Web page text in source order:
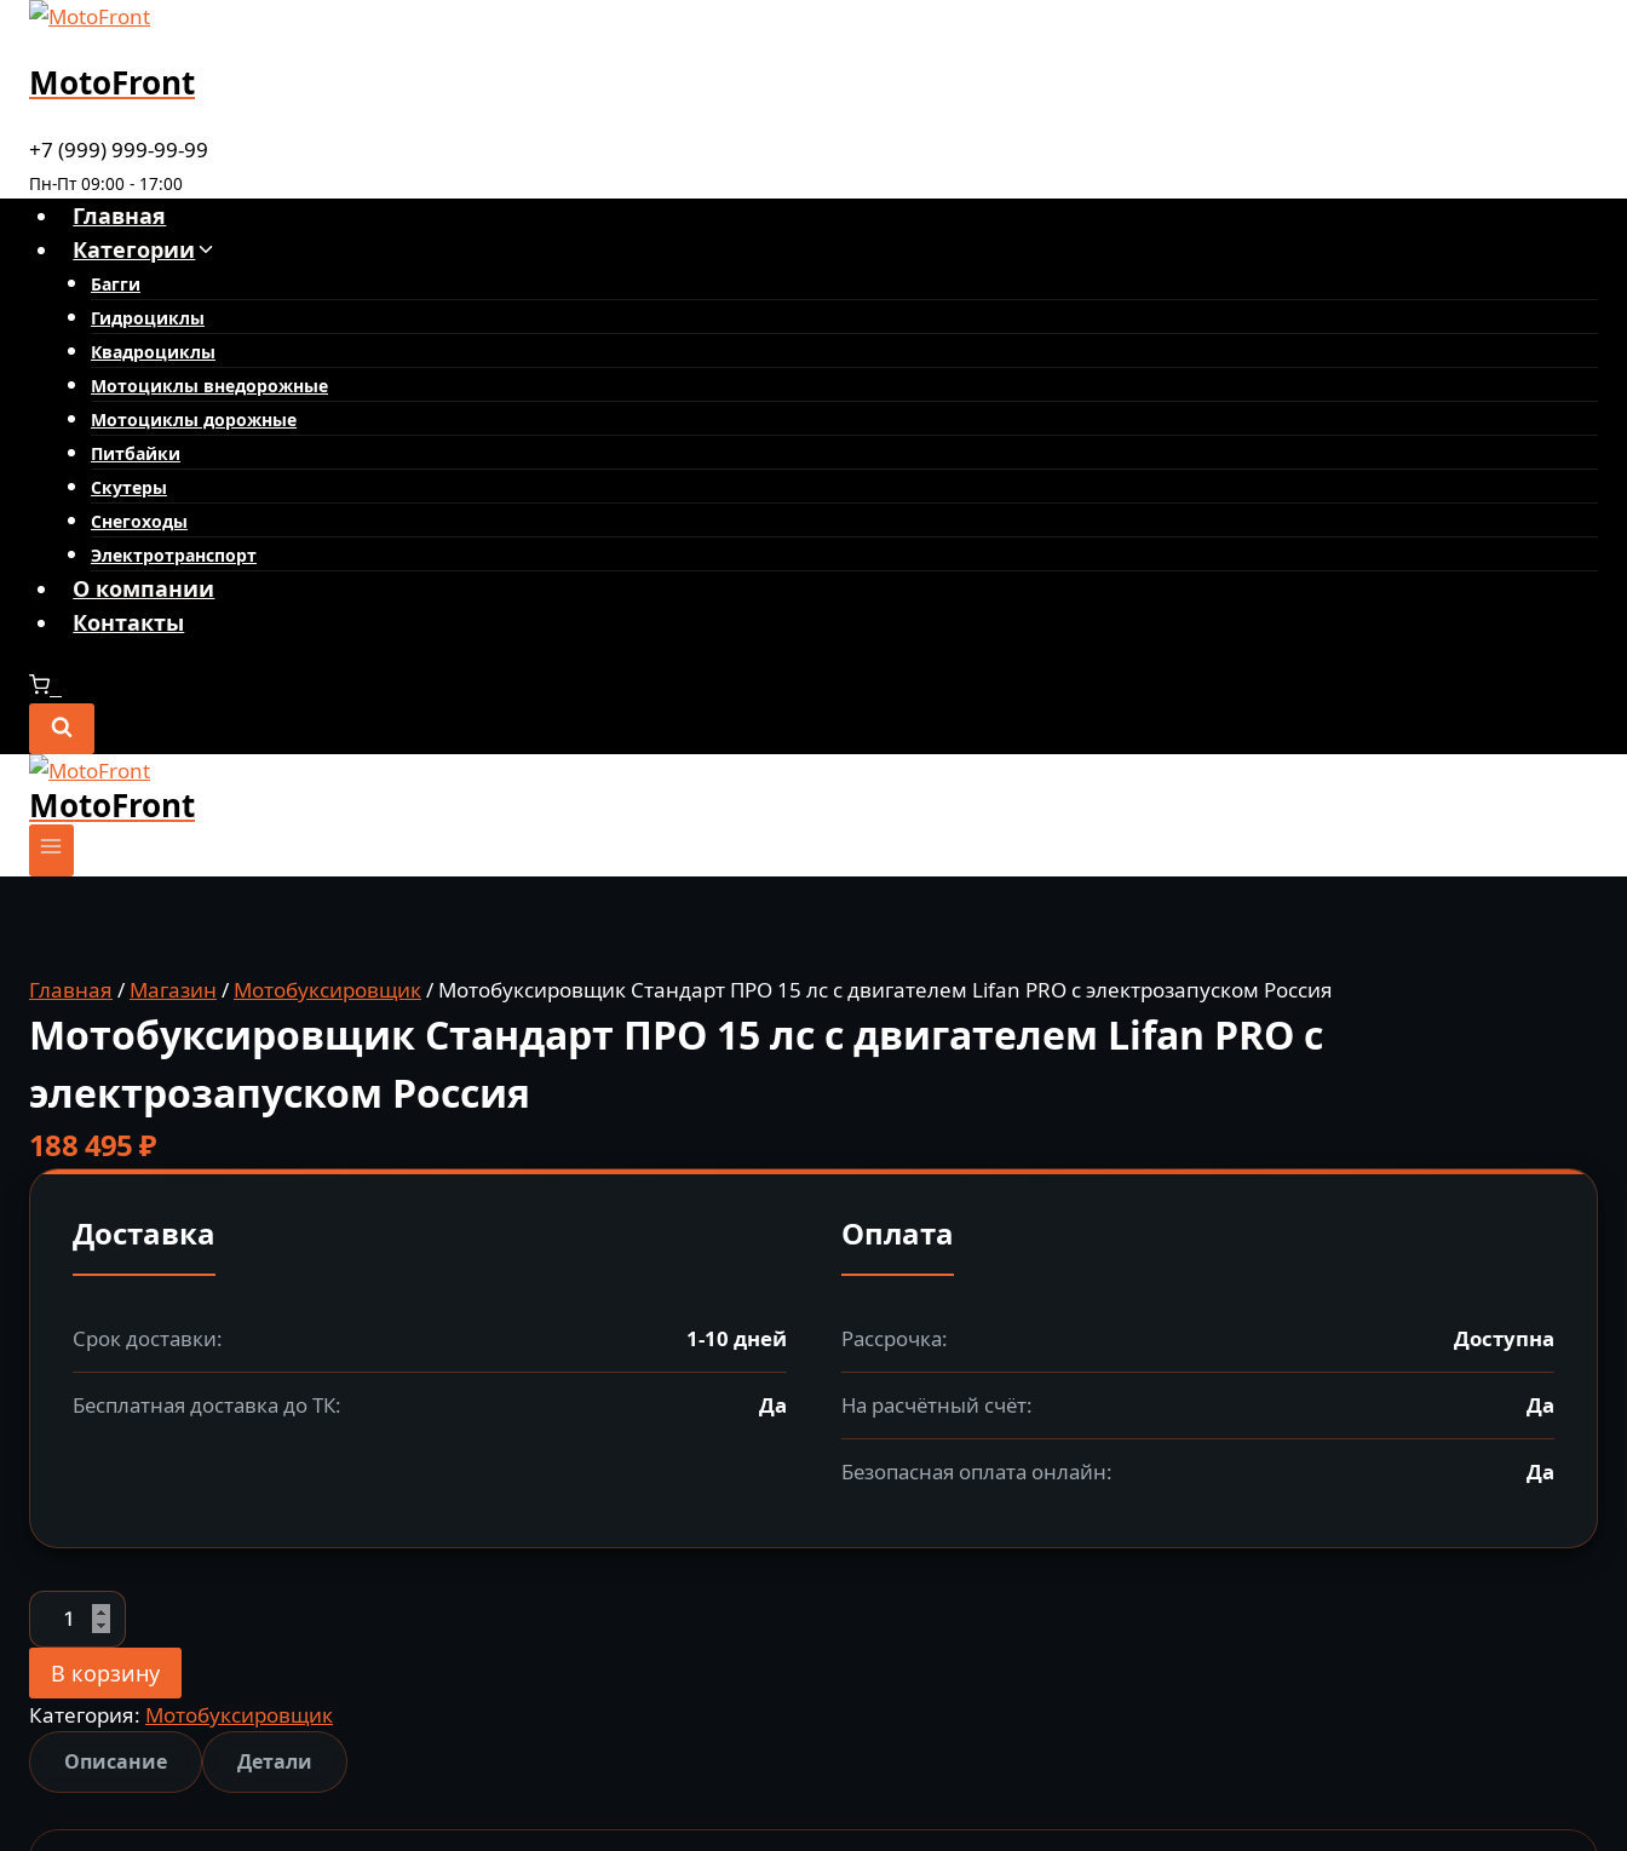
Перейти
содержимому
MotoFront
+7 (999) 999-99-99
Пн-Пт 09:00 - 17:00
Главная
Категории
Багги
Гидроциклы
Квадроциклы
Мотоциклы внедорожные
Мотоциклы дорожные
Питбайки
Скутеры
Снегоходы
Электротранспорт
О компании
Контакты
MotoFront
Главная / Магазин / Мотобуксировщик/ Мотобуксировщик Стандарт ПРО 15 лс с двигателем Lifan PRO с электрозапуском Россия
Мотобуксировщик Стандарт ПРО 15 лс с двигателем Lifan PRO с
электрозапуском Россия
188 495₽
Доставка
Срок доставки: 1-10 дней
Бесплатная доставка до ТК: Да
Оплата
Рассрочка: Доступна
На расчётный счёт: Да
Безопасная оплата онлайн: Да
Количество
товара
Мотобуксировщик
Стандарт
ПРО
15
с
В корзину
Категория: Мотобуксировщик
Описание Детали